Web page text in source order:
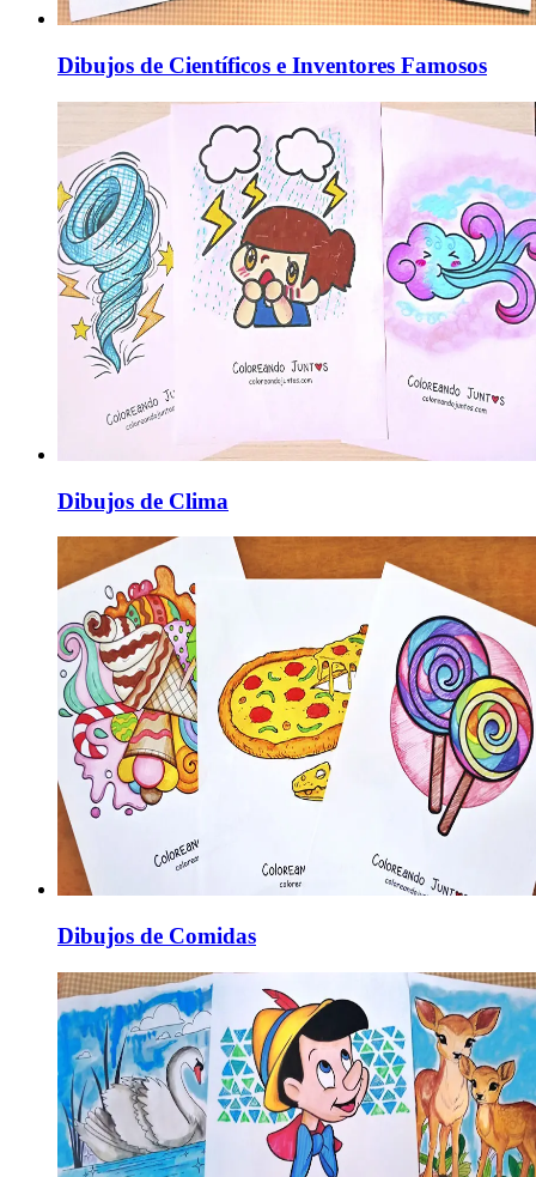
Dibujos de Científicos e Inventores Famosos
Dibujos de Clima
Dibujos de Comidas